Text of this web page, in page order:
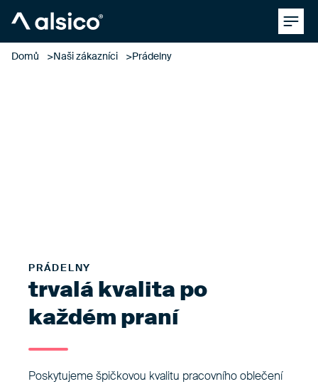
Domů Naši zákazníci Prádelny
PRÁDELNY
trvalá kvalita po
každém praní
Poskytujeme špičkovou kvalitu pracovního oblečení